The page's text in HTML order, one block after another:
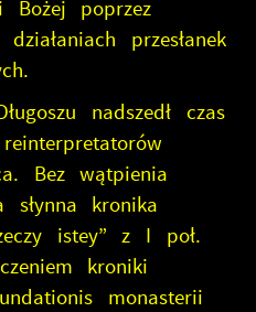
Bożej poprzez
przesłanek
nadszedł czas
Bez wątpienia
słynna kronika
istey” z I poł.
kroniki
monasterii